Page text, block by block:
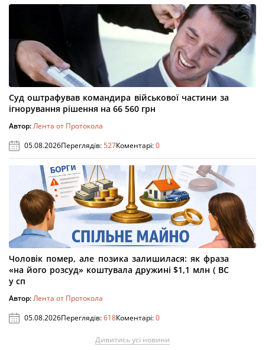
Суд оштрафував командира військової частини за
ігнорування рішення на 66 560 грн
Автор:Лента от Протокола
05.08.2026Переглядів:527Коментарі:0
Чоловік помер, але позика залишилася: як фраза
«на його розсуд» коштувала дружині $1,1 млн ( ВС
у сп
Автор:Лента от Протокола
05.08.2026Переглядів:618Коментарі:0
Дивитись усі новини